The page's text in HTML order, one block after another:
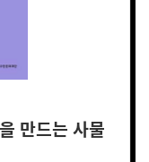
만드는 사물